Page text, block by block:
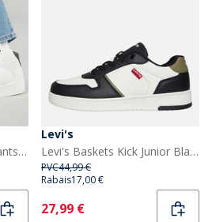
Levi's Baskets Union Enfants Multicolore
Levi's
Levi's Baskets Kick Junior Blanc Cassé/Noir 2933 Off White Black 2933
PVC44,99 €
Rabais17,00 €
Current
27,99 €